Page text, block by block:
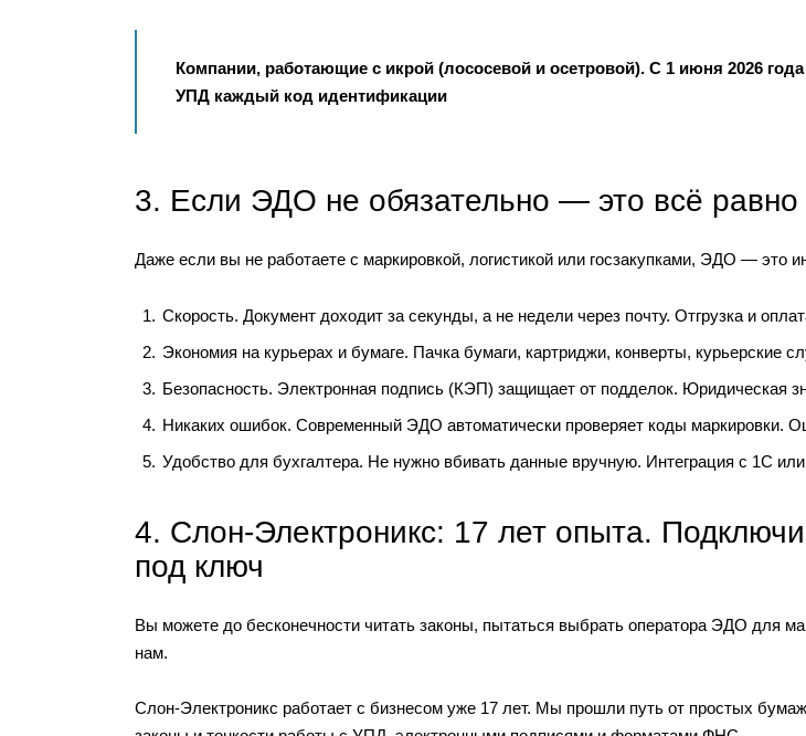
Компании, работающие с икрой (лососевой и осетровой). С 1 июня 2026
УПД каждый код идентификации
3. Если ЭДО не обязательно — это всё
Даже если вы не работаете с маркировкой, логистикой или госзакупками, ЭДО — это
Скорость. Документ доходит за секунды, а не недели через почту. Отгрузка и
Экономия на курьерах и бумаге. Пачка бумаги, картриджи, конверты, курьерские
Безопасность. Электронная подпись (КЭП) защищает от подделок. Юридическая
Никаких ошибок. Современный ЭДО автоматически проверяет коды маркировки.
Удобство для бухгалтера. Не нужно вбивать данные вручную. Интеграция с 1С
4. Слон-Электроникс: 17 лет опыта.
под ключ
Вы можете до бесконечности читать законы, пытаться выбрать оператора ЭДО для
нам.
Слон-Электроникс работает с бизнесом уже 17 лет. Мы прошли путь от простых